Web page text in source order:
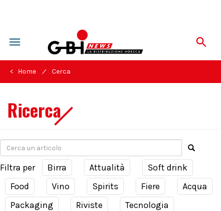
Toggle
navigation
< Home / Cerca
Ricerca
Filtra per Birra Attualità
Soft drink
Food
Vino Spirits Fiere
Acqua
Packaging
Riviste
Tecnologia